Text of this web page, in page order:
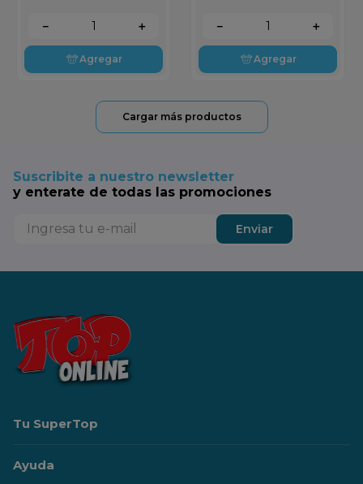
＋
－
Agregar
＋
－
Agregar
Suscribite a nuestro newsletter
y enterate de todas las promociones
Enviar
Tu SuperTop
Ayuda